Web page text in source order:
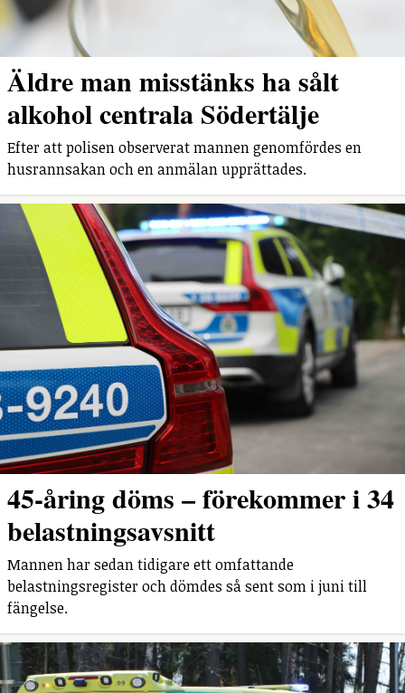
Äldre man misstänks ha sålt
alkohol centrala Södertälje
Efter att polisen observerat mannen genomfördes en
husrannsakan och en anmälan upprättades.
45-åring döms – förekommer i 34
belastningsavsnitt
Mannen har sedan tidigare ett omfattande
belastningsregister och dömdes så sent som i juni till
fängelse.